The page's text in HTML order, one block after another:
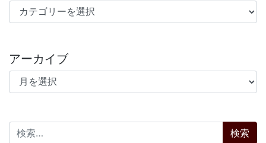
カテゴリー
アーカイブ
アーカイブ
検索: